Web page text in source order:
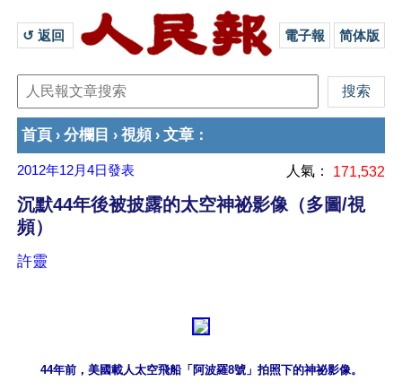
↺ 返回 電子報 简体版
首頁 › 分欄目 › 視頻 › 文章 ：
2012年12月4日發表 人氣： 171,532
沉默44年後被披露的太空神祕影像（多圖/視
頻）
許靈
44年前，美國載人太空飛船「阿波羅8號」拍照下的神祕影像。